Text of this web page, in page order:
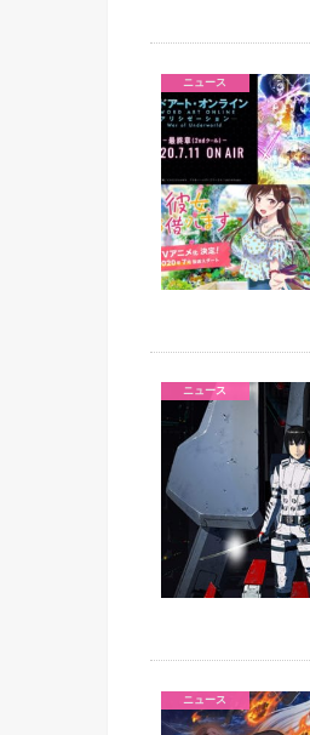
ニュース
ニュース
ニュース